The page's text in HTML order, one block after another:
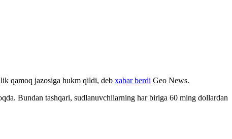
qamoq jazosiga hukm qildi, deb xabar berdi Geo News.
Bundan tashqari, sudlanuvchilarning har biriga 60 ming dollardan